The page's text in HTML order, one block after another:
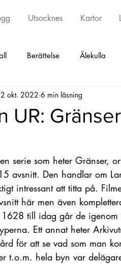
Utsocknes Kartor
Berättelse Älekulla
Torestorp Öxabäck
Äldsta artikeln
UR:
okt. 2022 6 min läsning
serie som heter Gränser,
avsnitt. Den handlar om
intressant att titta på.
här men även
1628 till idag går de
Ett annat heter
för att se vad som man
t.o.m. hela byn var